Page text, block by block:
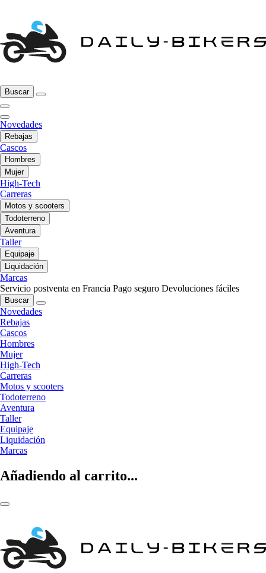
Buscar
Novedades
Rebajas
Cascos
Hombres
Mujer
High-Tech
Carreras
Motos y scooters
Todoterreno
Aventura
Taller
Equipaje
Liquidación
Marcas
Servicio postventa en Francia Pago seguro Devoluciones fáciles
Buscar
Novedades
Rebajas
Cascos
Hombres
Mujer
High-Tech
Carreras
Motos y scooters
Todoterreno
Aventura
Taller
Equipaje
Liquidación
Marcas
Añadiendo al carrito...